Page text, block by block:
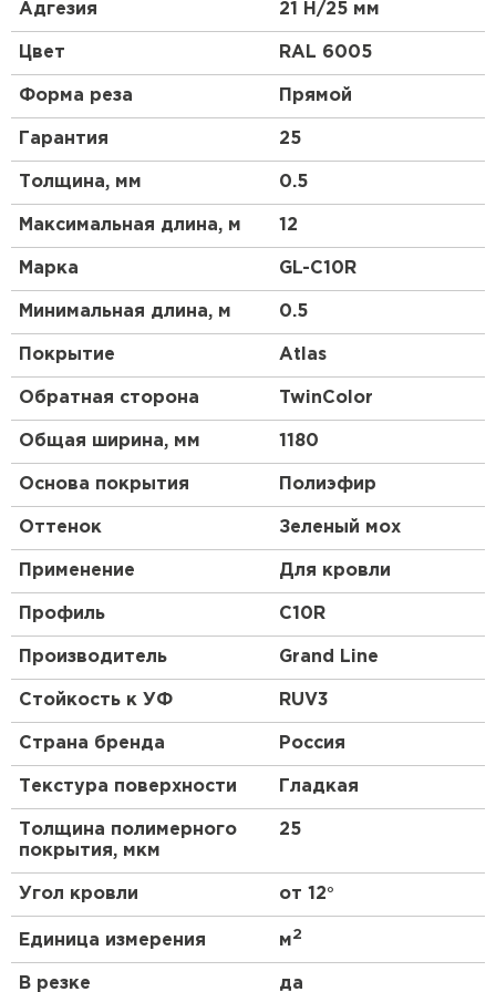
чем другие виды профнастила. Благодаря
высоте профиля этот материал будет органично
смотреться на крыше любой сложности.
Адгезия 21 Н/25 мм
Цвет RAL 6005
Форма реза Прямой
Гарантия 25
Толщина, мм 0.5
Максимальная длина, м 12
Марка GL-С10R
Минимальная длина, м 0.5
Покрытие Atlas
Обратная сторона TwinColor
Общая ширина, мм 1180
Основа покрытия Полиэфир
Оттенок Зеленый мох
Применение Для кровли
Профиль C10R
Производитель Grand Line
Стойкость к УФ RUV3
Страна бренда Россия
Текстура поверхности Гладкая
Толщина полимерного
покрытия, мкм
25
Угол кровли от 12°
Единица измерения м2
В резке да